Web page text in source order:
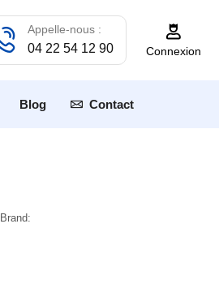
Appelle-nous :
04 22 54 12 90 Connexion
Blog Contact
Brand: